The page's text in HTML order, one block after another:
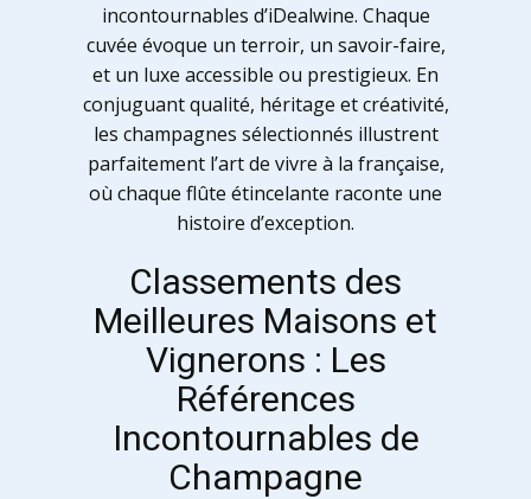
incontournables d’iDealwine. Chaque
cuvée évoque un terroir, un savoir-faire,
et un luxe accessible ou prestigieux. En
conjuguant qualité, héritage et créativité,
les champagnes sélectionnés illustrent
parfaitement l’art de vivre à la française,
où chaque flûte étincelante raconte une
histoire d’exception.
Classements des
Meilleures Maisons et
Vignerons : Les
Références
Incontournables de
Champagne